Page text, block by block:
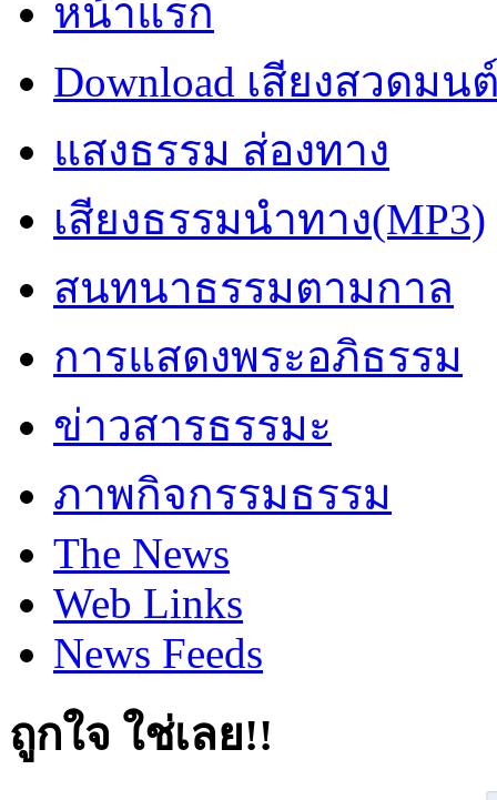
หน้าแรก
Download เสียงสวดมน
แสงธรรม ส่องทาง
เสียงธรรมนำทาง(MP3)
สนทนาธรรมตามกาล
การแสดงพระอภิธรรม
ข่าวสารธรรมะ
ภาพกิจกรรมธรรม
The News
Web Links
News Feeds
ถูกใจ ใช่เลย!!